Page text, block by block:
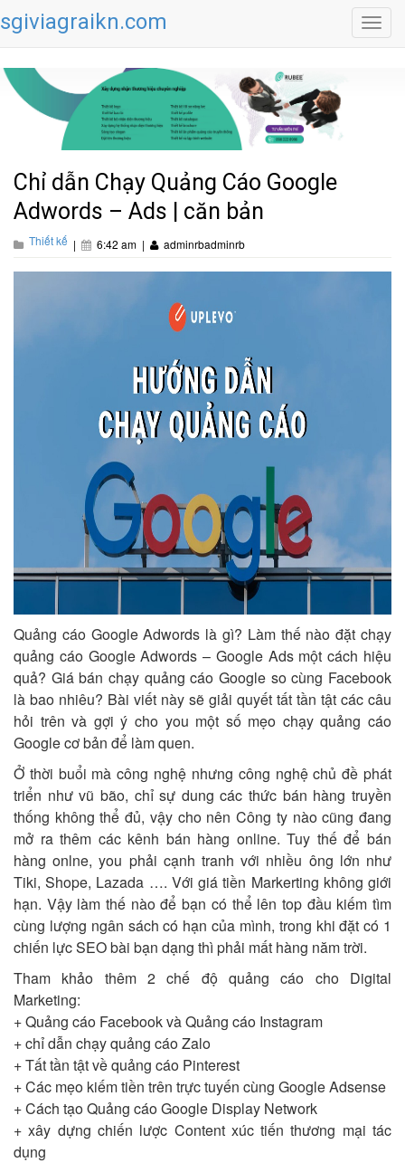
sgiviagraikn.com
Chỉ dẫn Chạy Quảng Cáo Google
Adwords – Ads | căn bản
Thiết kế | 6:42 am | adminrbadminrb
Quảng cáo Google Adwords là gì? Làm thế nào đặt chạy
quảng cáo Google Adwords – Google Ads một cách hiệu
quả? Giá bán chạy quảng cáo Google so cùng Facebook
là bao nhiêu? Bài viết này sẽ giải quyết tất tần tật các câu
hỏi trên và gợi ý cho you một số mẹo chạy quảng cáo
Google cơ bản để làm quen.
Ở thời buổi mà công nghệ nhưng công nghệ chủ đề phát
triển như vũ bão, chỉ sự dung các thức bán hàng truyền
thống không thể đủ, vậy cho nên Công ty nào cũng đang
mở ra thêm các kênh bán hàng online. Tuy thế để bán
hàng onlne, you phải cạnh tranh với nhiều ông lớn như
Tiki, Shope, Lazada …. Với giá tiền Markerting không giới
hạn. Vậy làm thế nào để bạn có thể lên top đầu kiếm tìm
cùng lượng ngân sách có hạn của mình, trong khi đặt có 1
chiến lực SEO bài bạn dạng thì phải mất hàng năm trời.
Tham khảo thêm 2 chế độ quảng cáo cho Digital
Marketing:
+ Quảng cáo Facebook và Quảng cáo Instagram
+ chỉ dẫn chạy quảng cáo Zalo
+ Tất tần tật về quảng cáo Pinterest
+ Các mẹo kiếm tiền trên trực tuyến cùng Google Adsense
+ Cách tạo Quảng cáo Google Display Network
+ xây dựng chiến lược Content xúc tiến thương mại tác
dụng